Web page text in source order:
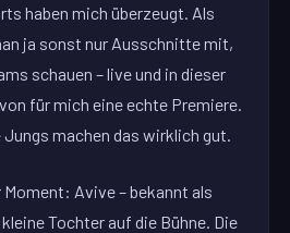
haben mich überzeugt. Als
ja sonst nur Ausschnitte mit,
schauen – live und in dieser
für mich eine echte Premiere.
machen das wirklich gut.
Avive – bekannt als
Tochter auf die Bühne. Die